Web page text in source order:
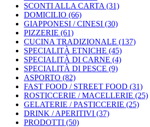
SCONTI ALLA CARTA (31)
DOMICILIO (66)
GIAPPONESI / CINESI (30)
PIZZERIE (61)
CUCINA TRADIZIONALE (137)
SPECIALITÀ ETNICHE (45)
SPECIALITÀ DI CARNE (4)
SPECIALITÀ DI PESCE (9)
ASPORTO (82)
FAST FOOD / STREET FOOD (31)
ROSTICCERIE / MACELLERIE (25)
GELATERIE / PASTICCERIE (25)
DRINK / APERITIVI (37)
PRODOTTI (50)